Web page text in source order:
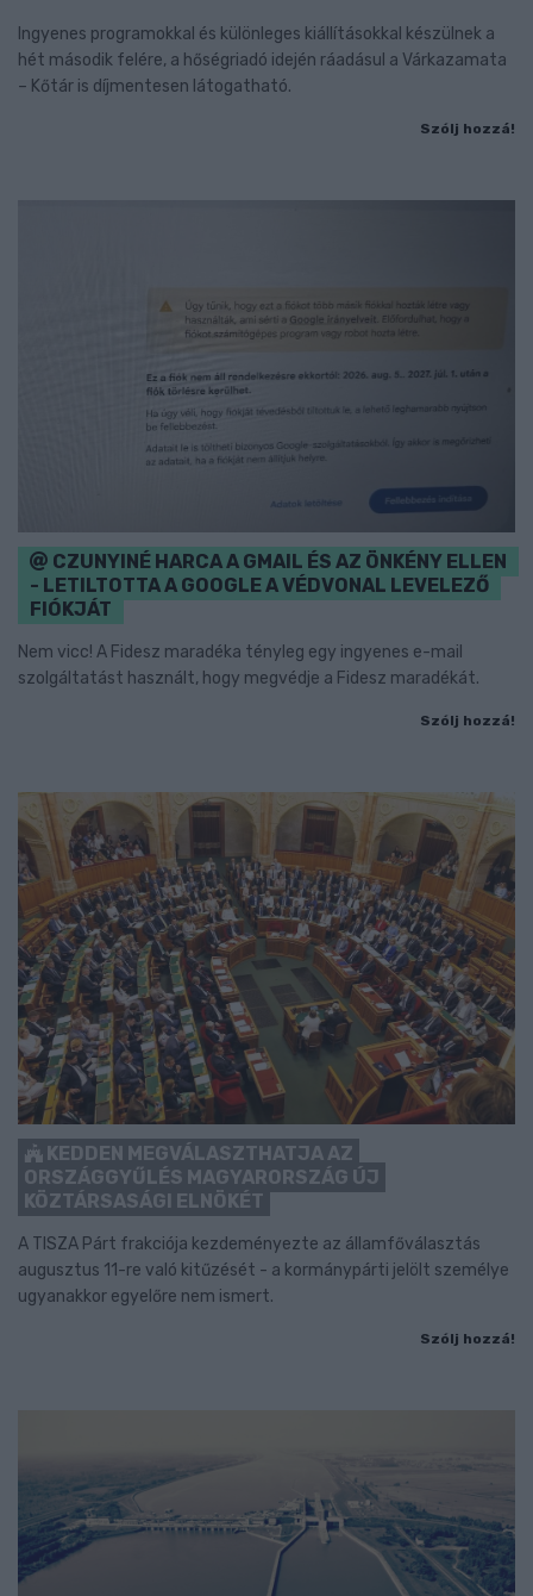
Ingyenes programokkal és különleges kiállításokkal készülnek a
hét második felére, a hőségriadó idején ráadásul a Várkazamata
– Kőtár is díjmentesen látogatható.
Szólj hozzá!
CZUNYINÉ HARCA A GMAIL ÉS AZ ÖNKÉNY ELLEN
- LETILTOTTA A GOOGLE A VÉDVONAL LEVELEZŐ
FIÓKJÁT
Nem vicc! A Fidesz maradéka tényleg egy ingyenes e-mail
szolgáltatást használt, hogy megvédje a Fidesz maradékát.
Szólj hozzá!
KEDDEN MEGVÁLASZTHATJA AZ
ORSZÁGGYŰLÉS MAGYARORSZÁG ÚJ
KÖZTÁRSASÁGI ELNÖKÉT
A TISZA Párt frakciója kezdeményezte az államfőválasztás
augusztus 11-re való kitűzését - a kormánypárti jelölt személye
ugyanakkor egyelőre nem ismert.
Szólj hozzá!